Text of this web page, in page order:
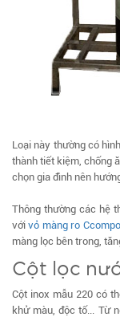
Loại này thường có
thành tiết kiệm, chống
chọn gia đình nên
Thông thường các hệ
vớivỏ màng ro
màng lọc bên trong,
Cột lọc
Cột inox mẫu 220 có
khử màu, độc tố... Từ